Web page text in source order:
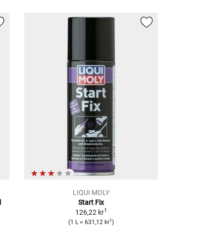
LIQUI MOLY
Start Fix
126,22 kr1
(1 L = 631,12 kr1 )